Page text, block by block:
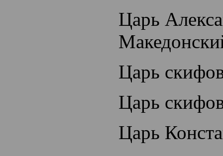
Царь
Царь
Царь
Царь